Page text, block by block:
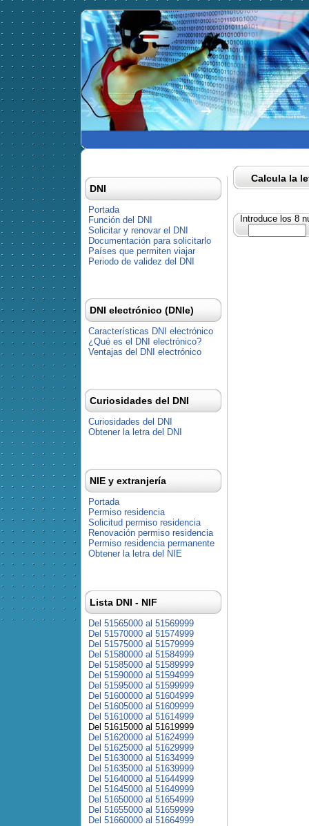
Calcula la
Introduce los 8
DNI
Portada
Función del DNI
Solicitar y renovar el DNI
Documentación para solicitarlo
Países que permiten viajar
Periodo de validez del DNI
DNI electrónico (DNIe)
Características DNI electrónico
¿Qué es el DNI electrónico?
Ventajas del DNI electrónico
Curiosidades del DNI
Curiosidades del DNI
Obtener la letra del DNI
NIE y extranjería
Portada
Permiso residencia
Solicitud permiso residencia
Renovación permiso residencia
Permiso residencia permanente
Obtener la letra del NIE
Lista DNI - NIF
Del 51565000 al 51569999
Del 51570000 al 51574999
Del 51575000 al 51579999
Del 51580000 al 51584999
Del 51585000 al 51589999
Del 51590000 al 51594999
Del 51595000 al 51599999
Del 51600000 al 51604999
Del 51605000 al 51609999
Del 51610000 al 51614999
Del 51615000 al 51619999
Del 51620000 al 51624999
Del 51625000 al 51629999
Del 51630000 al 51634999
Del 51635000 al 51639999
Del 51640000 al 51644999
Del 51645000 al 51649999
Del 51650000 al 51654999
Del 51655000 al 51659999
Del 51660000 al 51664999